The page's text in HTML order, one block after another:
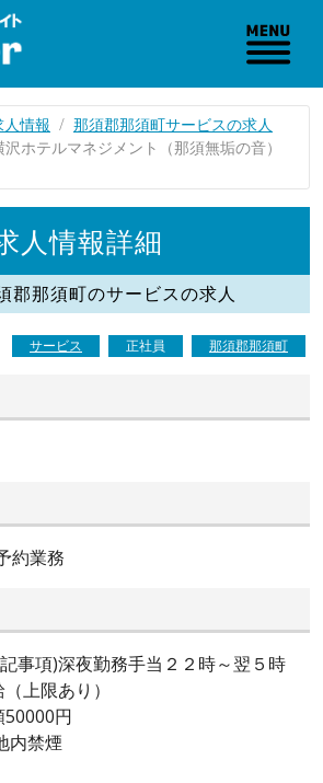
情報
那須郡那須町サービスの求人
ホテルマネジメント（那須無垢の音）
人情報詳細
郡那須町のサービスの求人
サービス 正社員 那須郡那須町
約業務
事項)深夜勤務手当２２時～翌５時
上限あり）
円
内禁煙